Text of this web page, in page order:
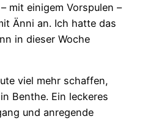
mit einigem Vorspulen –
Änni an. Ich hatte das
in dieser Woche
viel mehr schaffen,
Benthe. Ein leckeres
und anregende